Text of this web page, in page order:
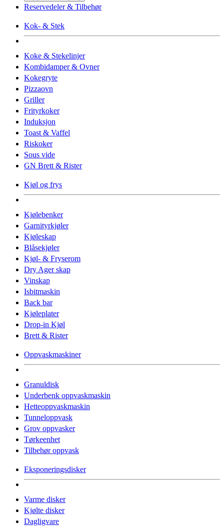
Reservedeler & Tilbehør
Kok- & Stek
Koke & Stekelinjer
Kombidamper & Ovner
Kokegryte
Pizzaovn
Griller
Frityrkoker
Induksjon
Toast & Vaffel
Riskoker
Sous vide
GN Brett & Rister
Kjøl og frys
Kjølebenker
Garnityrkjøler
Kjøleskap
Blåsekjøler
Kjøl- & Fryserom
Dry Ager skap
Vinskap
Isbitmaskin
Back bar
Kjøleplater
Drop-in Kjøl
Brett & Rister
Oppvaskmaskiner
Granuldisk
Underbenk oppvaskmaskin
Hetteoppvaskmaskin
Tunneloppvask
Grov oppvasker
Tørkeenhet
Tilbehør oppvask
Eksponeringsdisker
Varme disker
Kjølte disker
Dagligvare